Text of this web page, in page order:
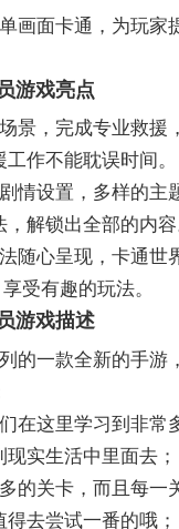
画面卡通，为玩家
游戏亮点
景，完成专业救援
作不能耽误时间。
情设置，多样的主
解锁出全部的内容
随心呈现，卡通世
受有趣的玩法。
游戏描述
的一款全新的手游
在这里学习到非常
实生活中里面去；
的关卡，而且每一
去尝试一番的哦；